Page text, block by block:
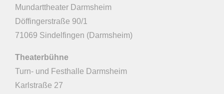
Mundarttheater Darmsheim
Döffingerstraße 90/1
71069 Sindelfingen (Darmsheim)
Theaterbühne
Turn- und Festhalle Darmsheim
Karlstraße 27